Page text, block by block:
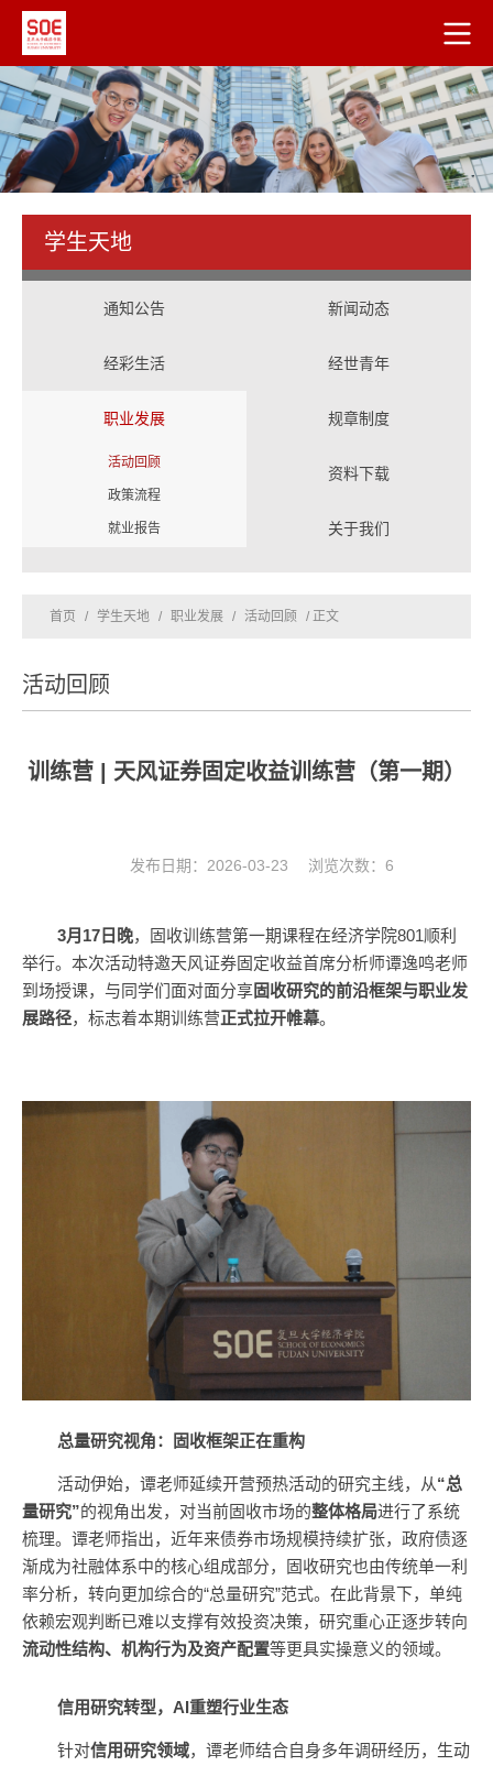
学生天地
通知公告 新闻动态
经彩生活 经世青年
职业发展
活动回顾
政策流程
就业报告
规章制度
资料下载
关于我们
首页 / 学生天地 / 职业发展 / 活动回顾 / 正文
活动回顾
训练营 | 天风证券固定收益训练营（第一期）
发布日期：2026-03-23 浏览次数： 6
3月17日晚，固收训练营第一期课程在经济学院801顺利
举行。本次活动特邀天风证券固定收益首席分析师谭逸鸣老师
到场授课，与同学们面对面分享固收研究的前沿框架与职业发
展路径，标志着本期训练营正式拉开帷幕。
总量研究视角：固收框架正在重构
活动伊始，谭老师延续开营预热活动的研究主线，从“总
量研究”的视角出发，对当前固收市场的整体格局进行了系统
梳理。谭老师指出，近年来债券市场规模持续扩张，政府债逐
渐成为社融体系中的核心组成部分，固收研究也由传统单一利
率分析，转向更加综合的“总量研究”范式。在此背景下，单纯
依赖宏观判断已难以支撑有效投资决策，研究重心正逐步转向
流动性结构、机构行为及资产配置等更具实操意义的领域。
信用研究转型，AI重塑行业生态
针对信用研究领域，谭老师结合自身多年调研经历，生动